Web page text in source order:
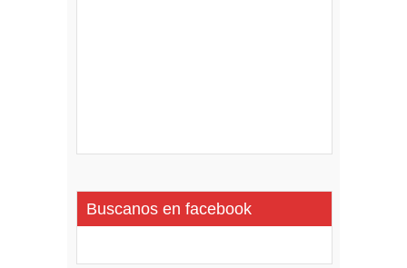
Buscanos en facebook